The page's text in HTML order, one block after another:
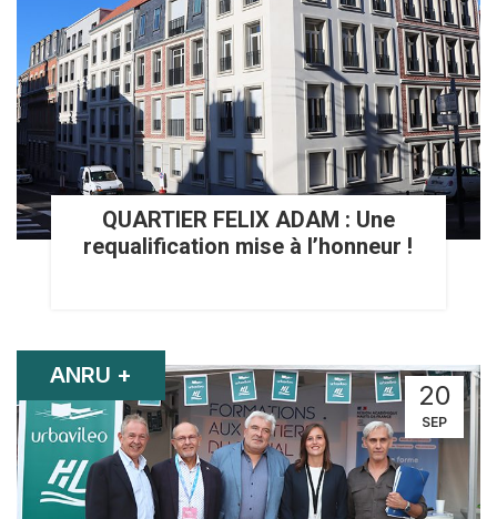
QUARTIER FELIX ADAM : Une
requalification mise à l’honneur !
20
SEP
ANRU +